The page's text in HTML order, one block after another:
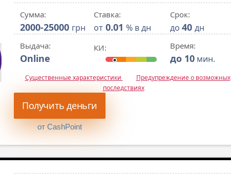
Сумма:
2000-25000 грн
Ставка:
от 0.01 % в дн
Срок:
до 40 дн
Выдача:
Online
КИ: Время:
до 10 мин.
Существенные характеристики
Предупреждение о возможных
последствиях
Получить деньги
от CashPoint